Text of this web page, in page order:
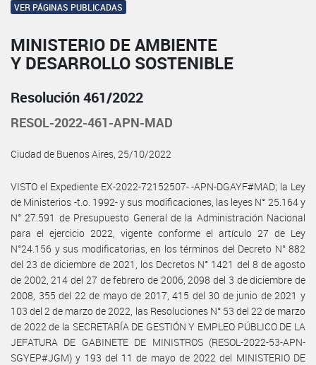
VER PÁGINAS PUBLICADAS
MINISTERIO DE AMBIENTE
Y DESARROLLO SOSTENIBLE
Resolución 461/2022
RESOL-2022-461-APN-MAD
Ciudad de Buenos Aires, 25/10/2022
VISTO el Expediente EX-2022-72152507- -APN-DGAYF#MAD; la Ley
de Ministerios -t.o. 1992- y sus modificaciones, las leyes N° 25.164 y
N° 27.591 de Presupuesto General de la Administración Nacional
para el ejercicio 2022, vigente conforme el artículo 27 de Ley
N°24.156 y sus modificatorias, en los términos del Decreto N° 882
del 23 de diciembre de 2021, los Decretos N° 1421 del 8 de agosto
de 2002, 214 del 27 de febrero de 2006, 2098 del 3 de diciembre de
2008, 355 del 22 de mayo de 2017, 415 del 30 de junio de 2021 y
103 del 2 de marzo de 2022, las Resoluciones N° 53 del 22 de marzo
de 2022 de la SECRETARÍA DE GESTIÓN Y EMPLEO PÚBLICO DE LA
JEFATURA DE GABINETE DE MINISTROS (RESOL-2022-53-APN-
SGYEP#JGM) y 193 del 11 de mayo de 2022 del MINISTERIO DE